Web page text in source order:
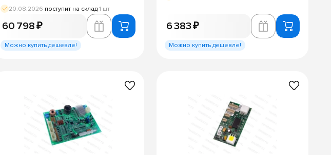
20.08.2026 поступит на склад 1 шт
60 798 ₽
Можно купить дешевле!
6 383 ₽
Можно купить дешевле!